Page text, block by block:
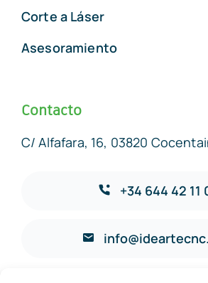
Corte a Láser
Asesoramiento
Contacto
C/ Alfafara, 16, 03820
+34 644 42 11